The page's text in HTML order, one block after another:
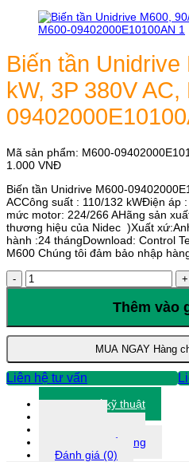
Biến tần Unidrive
kW, 3P 380V AC,
Mã sản phẩm: M600-
1.000 VNĐ
Biến tần Unidrive M600-
ACCông suất : 110/132 kWĐiện áp
mức motor: 224/266 AHãng sản
thương hiệu của Nidec )Xuất
hành :24 thángDownload: Control
M600 Chúng tôi đảm bảo nhập
Biến
tần
90/110
kW,
380V
AC,
M600-
09402000E10100AN
số
lượng
Thêm vào
MUA NGAY Hàng
Liên hệ tư vấn
Thông số kỹ thuật
Thông tin bổ sung
Đánh giá (0)